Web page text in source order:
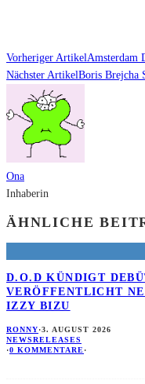
Vorheriger ArtikelAmsterdam
Nächster ArtikelBoris Brejcha
Ona
Inhaberin
ÄHNLICHE
D.O.D KÜNDIGT
VERÖFFENTLICHT
IZZY BIZU
RONNY·3. AUGUST 2026
NEWSRELEASES
·0 KOMMENTARE·